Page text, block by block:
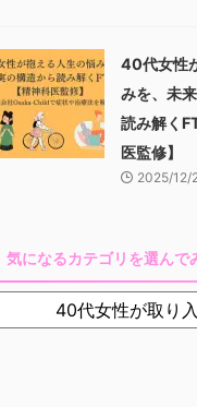
40代女性
みを、未
読み解く
医監修】
2025/12/
気になるカテゴリを選んで